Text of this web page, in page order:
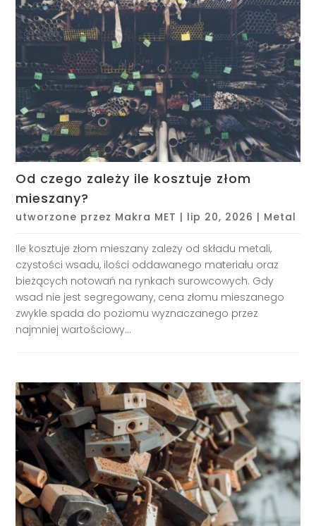
Od czego zależy ile kosztuje złom
mieszany?
utworzone przez Makra MET | lip 20, 2026 | Metal
Ile kosztuje złom mieszany zależy od składu metali,
czystości wsadu, ilości oddawanego materiału oraz
bieżących notowań na rynkach surowcowych. Gdy
wsad nie jest segregowany, cena złomu mieszanego
zwykle spada do poziomu wyznaczanego przez
najmniej wartościowy...